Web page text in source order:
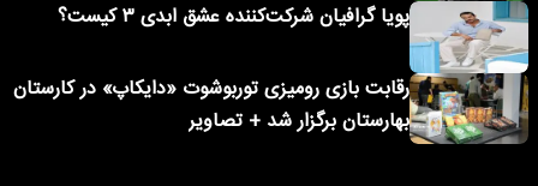
پویا گرافیان شرکت‌کننده عشق ابدی ۳ کیست؟
رقابت بازی رومیزی توربوشوت «دایکاپ» در کارستان
بهارستان برگزار شد + تصاویر